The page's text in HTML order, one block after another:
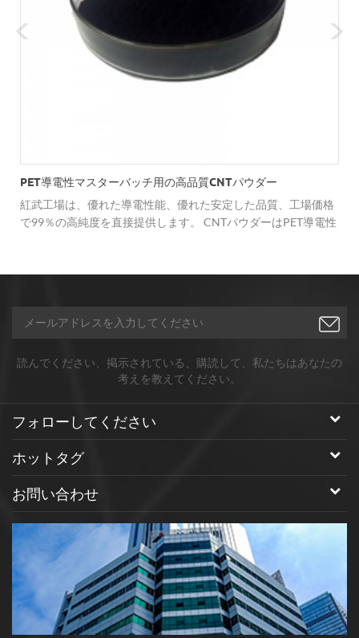
PET導電性マスターバッチ用の高品質CNTパウダー
紅武工場は、優れた導電性能、優れた安定した品質、工場価格
で99％の高純度を直接提供します。 CNTパウダーはPET導電性
読んでください、掲示されている、購読して、私たちはあなたの
考えを教えてください。
フォローしてください
ホットタグ
お問い合わせ